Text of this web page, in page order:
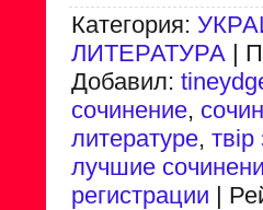
Категория:
ЛИТЕРАТУРА |
Добавил:
сочинение,
литературе,
лучшие
регистрации |